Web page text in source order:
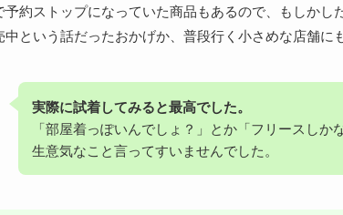
予約ストップになっていた商品もあるので、もしかし
という話だったおかげか、普段行く小さめな店舗に
実際に試着してみると最高でした。
「部屋着っぽいんでしょ？」とか「フリースしか
生意気なこと言ってすいませんでした。